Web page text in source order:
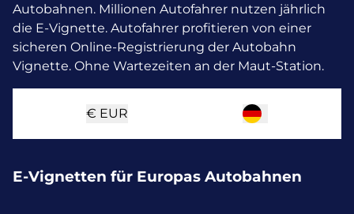
Autobahnen. Millionen Autofahrer nutzen jährlich
die E-Vignette. Autofahrer profitieren von einer
sicheren Online-Registrierung der Autobahn
Vignette. Ohne Wartezeiten an der Maut-Station.
€ EUR
E-Vignetten für Europas Autobahnen